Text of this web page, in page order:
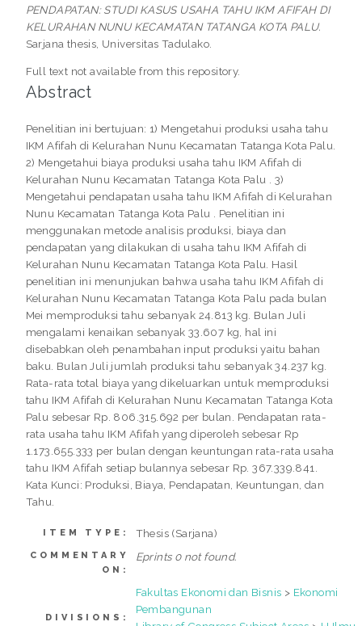
PENDAPATAN: STUDI KASUS USAHA TAHU IKM AFIFAH DI
KELURAHAN NUNU KECAMATAN TATANGA KOTA PALU.
Sarjana thesis, Universitas Tadulako.
Full text not available from this repository.
Abstract
Penelitian ini bertujuan: 1) Mengetahui produksi usaha tahu
IKM Afifah di Kelurahan Nunu Kecamatan Tatanga Kota Palu.
2) Mengetahui biaya produksi usaha tahu IKM Afifah di
Kelurahan Nunu Kecamatan Tatanga Kota Palu . 3)
Mengetahui pendapatan usaha tahu IKM Afifah di Kelurahan
Nunu Kecamatan Tatanga Kota Palu . Penelitian ini
menggunakan metode analisis produksi, biaya dan
pendapatan yang dilakukan di usaha tahu IKM Afifah di
Kelurahan Nunu Kecamatan Tatanga Kota Palu. Hasil
penelitian ini menunjukan bahwa usaha tahu IKM Afifah di
Kelurahan Nunu Kecamatan Tatanga Kota Palu pada bulan
Mei memproduksi tahu sebanyak 24.813 kg. Bulan Juli
mengalami kenaikan sebanyak 33.607 kg, hal ini
disebabkan oleh penambahan input produksi yaitu bahan
baku. Bulan Juli jumlah produksi tahu sebanyak 34.237 kg.
Rata-rata total biaya yang dikeluarkan untuk memproduksi
tahu IKM Afifah di Kelurahan Nunu Kecamatan Tatanga Kota
Palu sebesar Rp. 806.315.692 per bulan. Pendapatan rata-
rata usaha tahu IKM Afifah yang diperoleh sebesar Rp
1.173.655.333 per bulan dengan keuntungan rata-rata usaha
tahu IKM Afifah setiap bulannya sebesar Rp. 367.339.841.
Kata Kunci: Produksi, Biaya, Pendapatan, Keuntungan, dan
Tahu.
ITEM TYPE: Thesis (Sarjana)
COMMENTARY
ON:
Eprints 0 not found.
DIVISIONS:
Fakultas Ekonomi dan Bisnis > Ekonomi
Pembangunan